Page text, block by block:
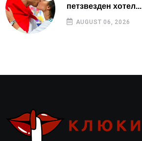
петзвезден хотел...
AUGUST 06, 2026